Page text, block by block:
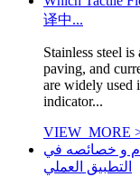
译中...
Stainless steel
paving, and
are widely used
indicator...
VIEW_MORE
و خصائصه في
التطبيق العملي